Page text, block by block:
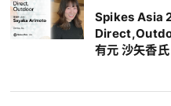
Spikes Asia
有元 沙矢香氏